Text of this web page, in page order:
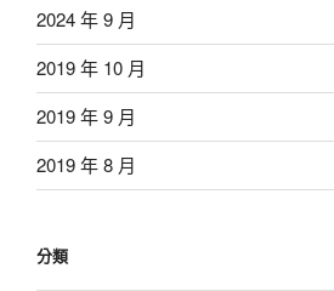
2024 年 9 月
2019 年 10 月
2019 年 9 月
2019 年 8 月
分類